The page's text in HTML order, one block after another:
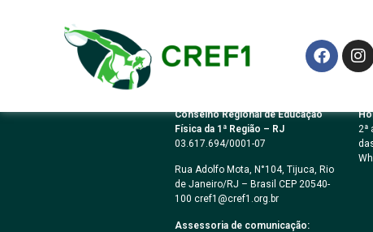
Resolução CREF1
Conselho Regional de Educação
Física da 1ª Região – RJ
03.617.694/0001-07
Rua Adolfo Mota, N°104, Tijuca, Rio
de Janeiro/RJ – Brasil CEP 20540-
100 cref1@cref1.org.br
Assessoria de comunicação:
2ª